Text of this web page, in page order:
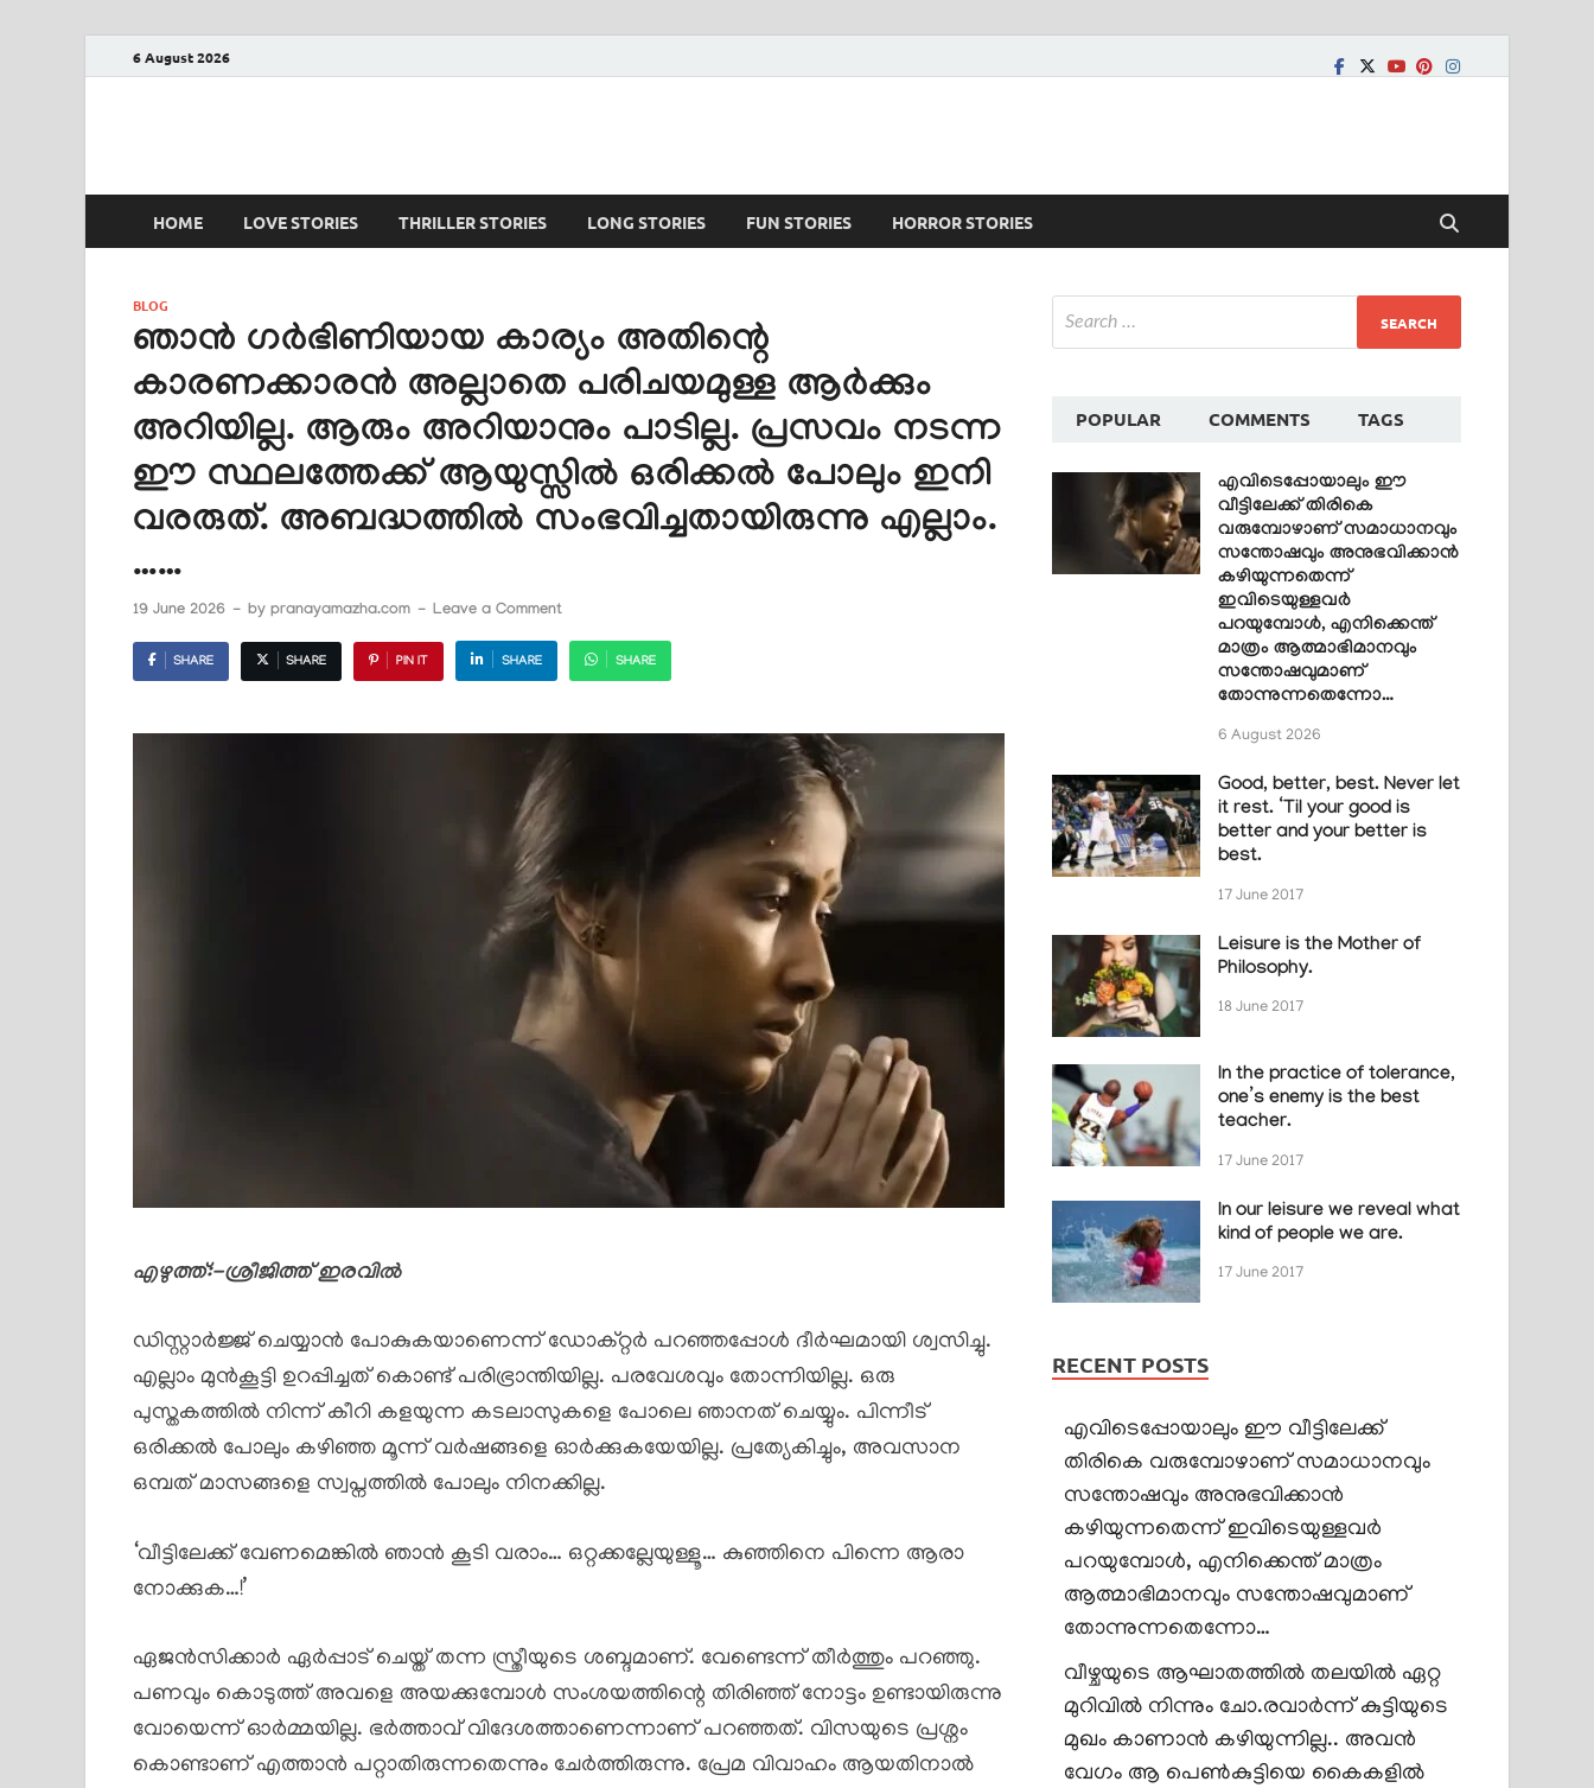
6 August 2026
HOME LOVE STORIES THRILLER STORIES LONG STORIES FUN STORIES HORROR STORIES
BLOG
ഞാൻ ഗർഭിണിയായ കാര്യം അതിന്റെ
കാരണക്കാരൻ അല്ലാതെ പരിചയമുള്ള ആർക്കും
അറിയില്ല. ആരും അറിയാനും പാടില്ല. പ്രസവം നടന്ന
ഈ സ്ഥലത്തേക്ക് ആയുസ്സിൽ ഒരിക്കൽ പോലും ഇനി
വരരുത്. അബദ്ധത്തിൽ സംഭവിച്ചതായിരുന്നു എല്ലാം.
……
19 June 2026 - by pranayamazha.com - Leave a Comment
SHARE SHARE PIN IT SHARE SHARE
എഴുത്ത്:-ശ്രീജിത്ത് ഇരവിൽ
ഡിസ്റ്റാർജ്ജ് ചെയ്യാൻ പോകുകയാണെന്ന് ഡോക്റ്റർ പറഞ്ഞപ്പോൾ ദീർഘമായി ശ്വസിച്ചു.
എല്ലാം മുൻകൂട്ടി ഉറപ്പിച്ചത് കൊണ്ട് പരിഭ്രാന്തിയില്ല. പരവേശവും തോന്നിയില്ല. ഒരു
പുസ്തകത്തിൽ നിന്ന് കീറി കളയുന്ന കടലാസുകളെ പോലെ ഞാനത് ചെയ്യും. പിന്നീട്
ഒരിക്കൽ പോലും കഴിഞ്ഞ മൂന്ന് വർഷങ്ങളെ ഓർക്കുകയേയില്ല. പ്രത്യേകിച്ചും, അവസാന
ഒമ്പത് മാസങ്ങളെ സ്വപ്നത്തിൽ പോലും നിനക്കില്ല.
‘വീട്ടിലേക്ക് വേണമെങ്കിൽ ഞാൻ കൂടി വരാം… ഒറ്റക്കല്ലേയുള്ളൂ… കുഞ്ഞിനെ പിന്നെ ആരാ
നോക്കുക…!’
ഏജൻസിക്കാർ ഏർപ്പാട് ചെയ്ത് തന്ന സ്ത്രീയുടെ ശബ്ദമാണ്. വേണ്ടെന്ന് തീർത്തും പറഞ്ഞു.
പണവും കൊടുത്ത് അവളെ അയക്കുമ്പോൾ സംശയത്തിന്റെ തിരിഞ്ഞ് നോട്ടം ഉണ്ടായിരുന്നു
വോയെന്ന് ഓർമ്മയില്ല. ഭർത്താവ് വിദേശത്താണെന്നാണ് പറഞ്ഞത്. വിസയുടെ പ്രശ്നം
കൊണ്ടാണ് എത്താൻ പറ്റാതിരുന്നതെന്നും ചേർത്തിരുന്നു. പ്രേമ വിവാഹം ആയതിനാൽ
POPULAR COMMENTS TAGS
എവിടെപ്പോയാലും ഈ
വീട്ടിലേക്ക് തിരികെ
വരുമ്പോഴാണ് സമാധാനവും
സന്തോഷവും അനുഭവിക്കാൻ
കഴിയുന്നതെന്ന്
ഇവിടെയുള്ളവർ
പറയുമ്പോൾ, എനിക്കെന്ത്
മാത്രം ആത്മാഭിമാനവും
സന്തോഷവുമാണ്
തോന്നുന്നതെന്നോ…
6 August 2026
Good, better, best. Never let
it rest. ‘Til your good is
better and your better is
best.
17 June 2017
Leisure is the Mother of
Philosophy.
18 June 2017
In the practice of tolerance,
one’s enemy is the best
teacher.
17 June 2017
In our leisure we reveal what
kind of people we are.
17 June 2017
RECENT POSTS
എവിടെപ്പോയാലും ഈ വീട്ടിലേക്ക്
തിരികെ വരുമ്പോഴാണ് സമാധാനവും
സന്തോഷവും അനുഭവിക്കാൻ
കഴിയുന്നതെന്ന് ഇവിടെയുള്ളവർ
പറയുമ്പോൾ, എനിക്കെന്ത് മാത്രം
ആത്മാഭിമാനവും സന്തോഷവുമാണ്
തോന്നുന്നതെന്നോ…
വീഴ്ചയുടെ ആഘാതത്തിൽ തലയിൽ ഏറ്റ
മുറിവിൽ നിന്നും ചോ.രവാർന്ന് കുട്ടിയുടെ
മുഖം കാണാൻ കഴിയുന്നില്ല.. അവൻ
വേഗം ആ പെൺകുട്ടിയെ കൈകളിൽ